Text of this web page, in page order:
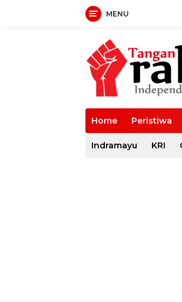
MENU
Home Peristiwa
Indramayu KRI